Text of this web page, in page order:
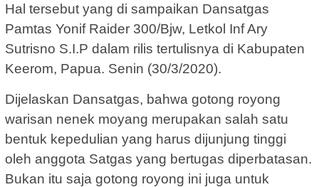
Hal tersebut yang di sampaikan Dansatgas
Pamtas Yonif Raider 300/Bjw, Letkol Inf Ary
Sutrisno S.I.P dalam rilis tertulisnya di Kabupaten
Keerom, Papua. Senin (30/3/2020).
Dijelaskan Dansatgas, bahwa gotong royong
warisan nenek moyang merupakan salah satu
bentuk kepedulian yang harus dijunjung tinggi
oleh anggota Satgas yang bertugas diperbatasan.
Bukan itu saja gotong royong ini juga untuk